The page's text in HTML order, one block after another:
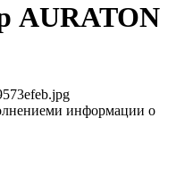
AURATON
информации о